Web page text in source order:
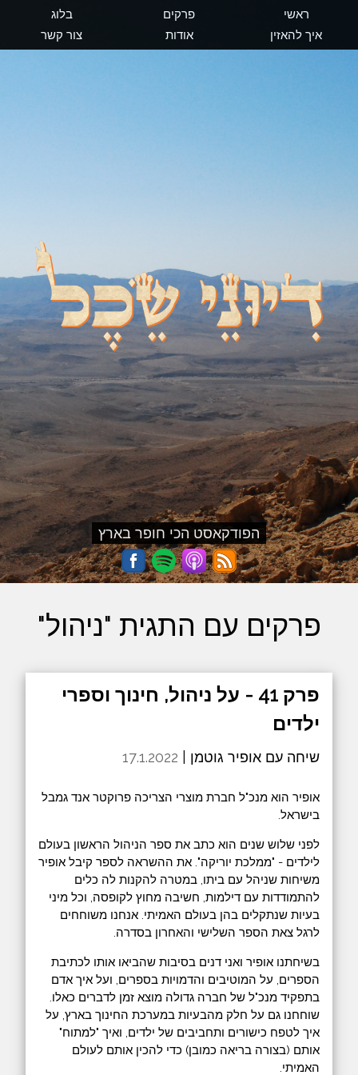
ראשי פרקים
בלוג
איך להאזין
אודות צור קשר
דיוני שכל
הפודקאסט הכי חופר בארץ
פרקים עם התגית "ניהול"
פרק 41 - על ניהול, חינוך וספרי
ילדים
שיחה עם אופיר גוטמן | 17.1.2022
אופיר הוא מנכ"ל חברת מוצרי הצריכה פרוקטר אנד גמבל
בישראל.
לפני שלוש שנים הוא כתב את ספר הניהול הראשון בעולם
לילדים - "ממלכת יוריקה". את ההשראה לספר קיבל אופיר
משיחות שניהל עם ביתו, במטרה להקנות לה כלים
להתמודדות עם דילמות, חשיבה מחוץ לקופסה, וכל מיני
בעיות שנתקלים בהן בעולם האמיתי. אנחנו משוחחים
לרגל צאת הספר השלישי והאחרון בסדרה.
בשיחתנו אופיר ואני דנים בסיבות שהביאו אותו לכתיבת
הספרים, על המוטיבים והדמויות בספרים, ועל איך אדם
בתפקיד מנכ"ל של חברה גדולה מוצא זמן לדברים כאלו.
שוחחנו גם על חלק מהבעיות במערכת החינוך בארץ, על
איך לטפח כישורים ותחביבים של ילדים, ואיך "למתוח"
אותם (בצורה בריאה כמובן) כדי להכין אותם לעולם
האמיתי.